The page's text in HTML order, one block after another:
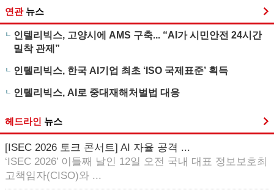
연관 뉴스
인텔리빅스, 고양시에 AMS 구축... “AI가 시민안전 24시간
밀착 관제”
인텔리빅스, 한국 AI기업 최초 ‘ISO 국제표준’ 획득
인텔리빅스, AI로 중대재해처벌법 대응
헤드라인 뉴스
[ISEC 2026 토크 콘서트] AI 자율 공격 ...
‘ISEC 2026’ 이틀째 날인 12일 오전 국내 대표 정보보호최
고책임자(CISO)와 ...